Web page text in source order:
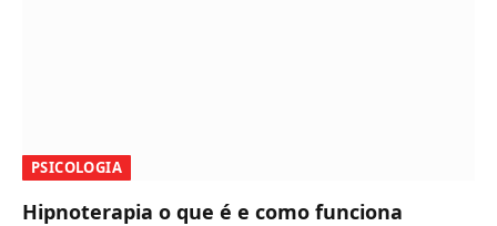
PSICOLOGIA
Hipnoterapia o que é e como funciona